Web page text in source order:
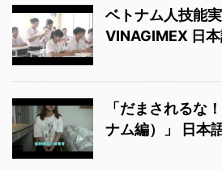
ベトナム人技能
VINAGIMEX 日
「だまされるな
ナム編）」 日本